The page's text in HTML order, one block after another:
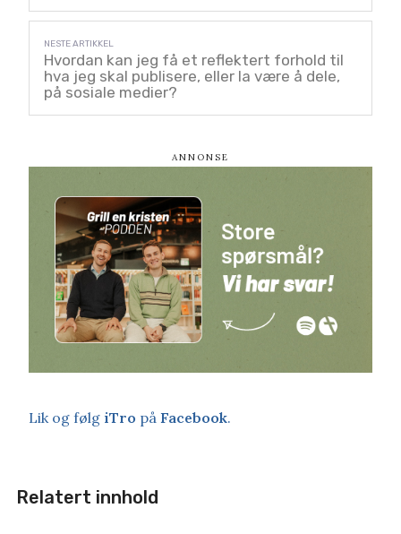
Hvordan kan jeg få et reflektert forhold til
hva jeg skal publisere, eller la være å dele,
på sosiale medier?
Lik og følg iTro på Facebook.
Relatert innhold